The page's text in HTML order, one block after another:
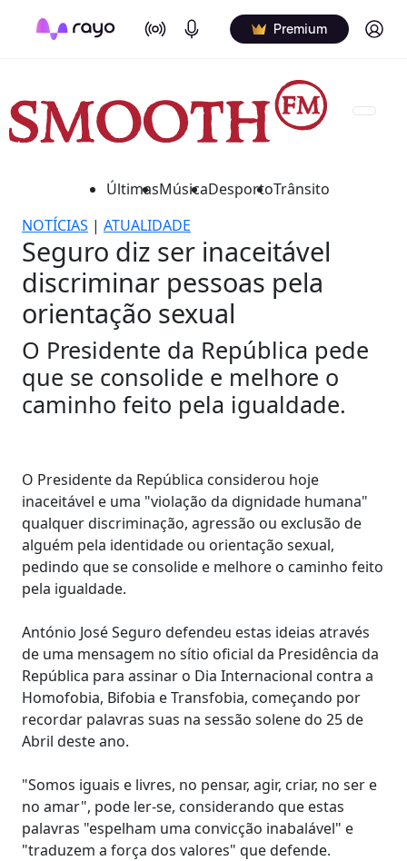
On Air Podcasts Premium Log in
ÚltimasMúsicaDesportoTrânsito
NOTÍCIAS | ATUALIDADE
Seguro diz ser inaceitável
discriminar pessoas pela
orientação sexual
O Presidente da República pede
que se consolide e melhore o
caminho feito pela igualdade.
O Presidente da República considerou hoje
inaceitável e uma "violação da dignidade humana"
qualquer discriminação, agressão ou exclusão de
alguém pela identidade ou orientação sexual,
pedindo que se consolide e melhore o caminho feito
pela igualdade.
António José Seguro defendeu estas ideias através
de uma mensagem no sítio oficial da Presidência da
República para assinar o Dia Internacional contra a
Homofobia, Bifobia e Transfobia, começando por
recordar palavras suas na sessão solene do 25 de
Abril deste ano.
"Somos iguais e livres, no pensar, agir, criar, no ser e
no amar", pode ler-se, considerando que estas
palavras "espelham uma convicção inabalável" e
"traduzem a força dos valores" que defende.